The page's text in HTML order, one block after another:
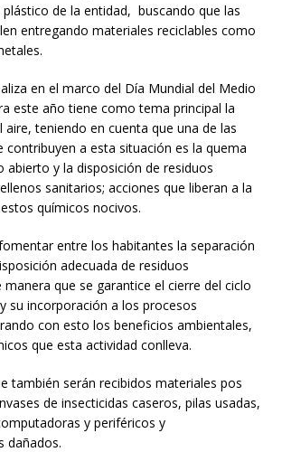
de la entidad, buscando que las
entregando materiales reciclables como
en el marco del Día Mundial del Medio
este año tiene como tema principal la
teniendo en cuenta que una de las
contribuyen a esta situación es la quema
abierto y la disposición de residuos
sanitarios; acciones que liberan a la
químicos nocivos.
entre los habitantes la separación
adecuada de residuos
manera que se garantice el cierre del ciclo
su incorporación a los procesos
con esto los beneficios ambientales,
que esta actividad conlleva.
también serán recibidos materiales pos
de insecticidas caseros, pilas usadas,
y periféricos y
dañados.